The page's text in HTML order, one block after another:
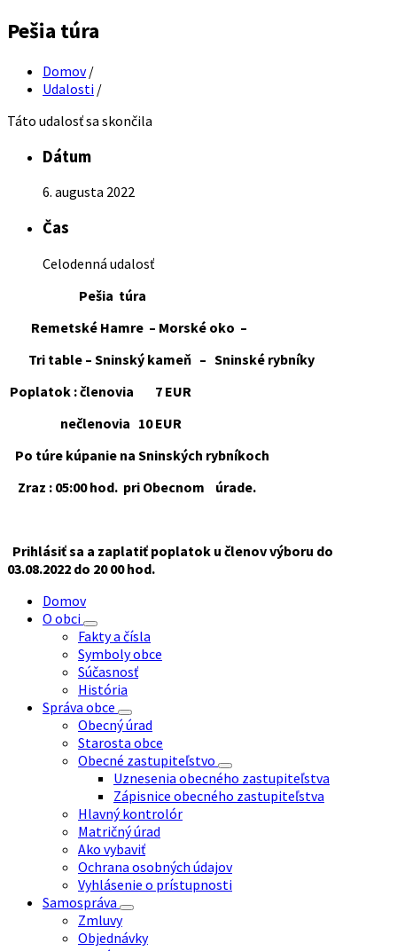
Pešia túra
Domov /
Udalosti /
Táto udalosť sa skončila
Dátum
6. augusta 2022
Čas
Celodenná udalosť
Pešia túra
Remetské Hamre – Morské oko –
Tri table – Sninský kameň – Sninské rybníky
Poplatok : členovia 7 EUR
nečlenovia 10 EUR
Po túre kúpanie na Sninských rybníkoch
Zraz : 05:00 hod. pri Obecnom úrade.
Prihlásiť sa a zaplatiť poplatok u členov výboru do
03.08.2022 do 20 00 hod.
Domov
O obci
Fakty a čísla
Symboly obce
Súčasnosť
História
Správa obce
Obecný úrad
Starosta obce
Obecné zastupiteľstvo
Uznesenia obecného zastupiteľstva
Zápisnice obecného zastupiteľstva
Hlavný kontrolór
Matričný úrad
Ako vybaviť
Ochrana osobných údajov
Vyhlásenie o prístupnosti
Samospráva
Zmluvy
Objednávky